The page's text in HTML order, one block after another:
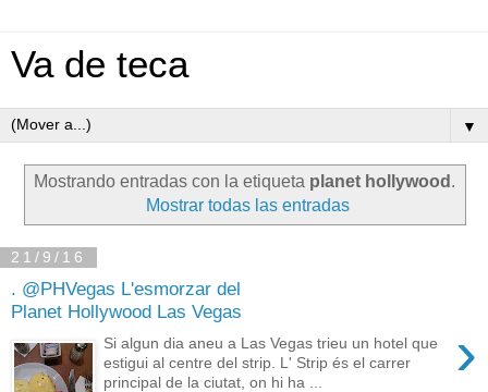
Va de teca
▼
Mostrando entradas con la etiqueta planet hollywood .
Mostrar todas las entradas
21/9/16
. @PHVegas L'esmorzar del
Planet Hollywood Las Vegas
›
Si algun dia aneu a Las Vegas trieu un hotel que
estigui al centre del strip. L' Strip és el carrer
principal de la ciutat, on hi ha ...